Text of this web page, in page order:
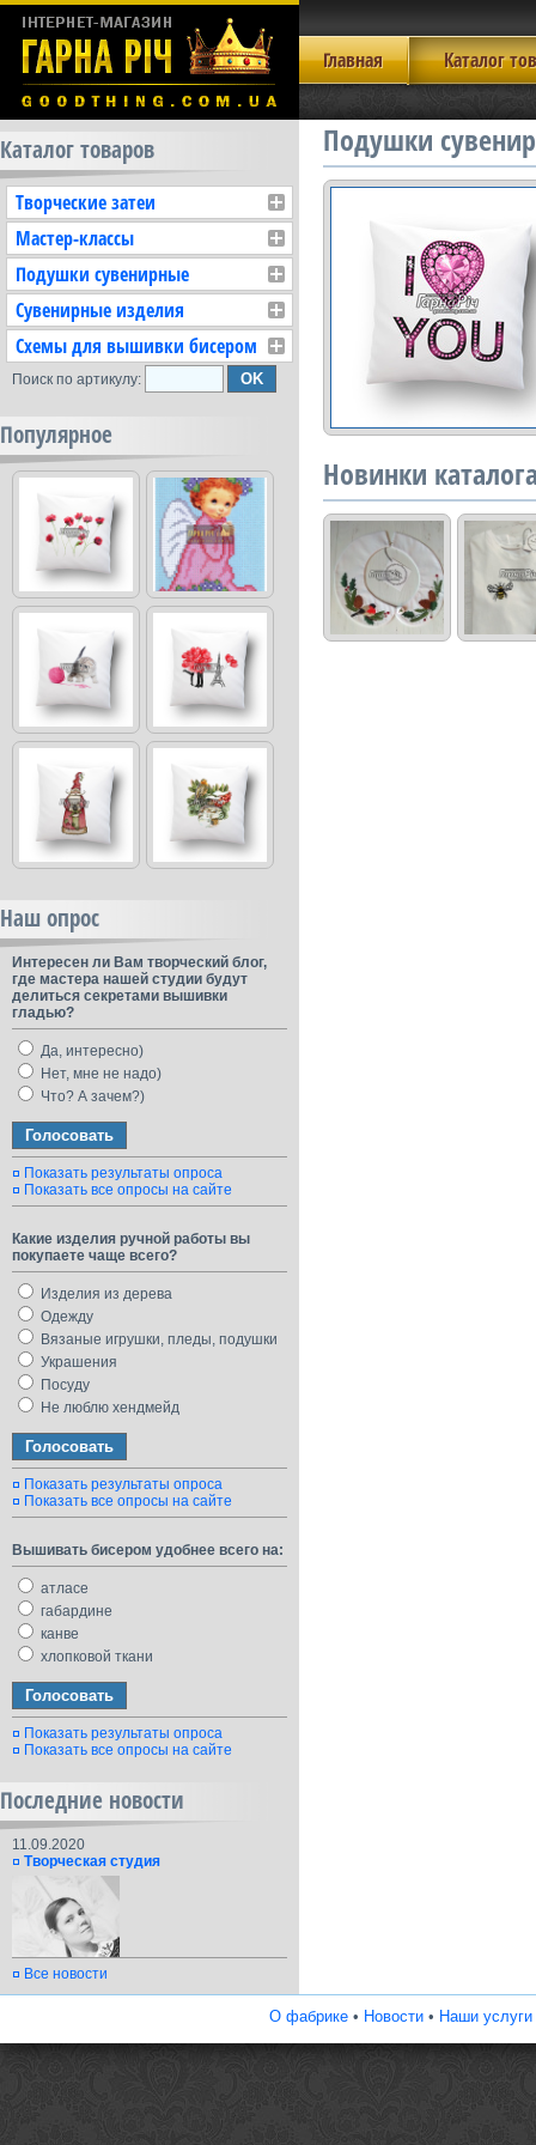
Главная Каталог
Каталог товаров
Творческие затеи
Мастер-классы
Подушки сувенирные
Сувенирные изделия
Схемы для вышивки бисером
Поиск по артикулу:
Популярное
Наш опрос
Интересен ли Вам творческий блог,
где мастера нашей студии будут
делиться секретами вышивки
гладью?
Да, интересно)
Нет, мне не надо)
Что? А зачем?)
Показать результаты опроса
Показать все опросы на сайте
Какие изделия ручной работы вы
покупаете чаще всего?
Изделия из дерева
Одежду
Вязаные игрушки, пледы, подушки
Украшения
Посуду
Не люблю хендмейд
Показать результаты опроса
Показать все опросы на сайте
Вышивать бисером удобнее всего на:
атласе
габардине
канве
хлопковой ткани
Показать результаты опроса
Показать все опросы на сайте
Последние новости
11.09.2020
Творческая студия
Все новости
Подушки
Новинки
О фабрике• Новости• Наши услуги